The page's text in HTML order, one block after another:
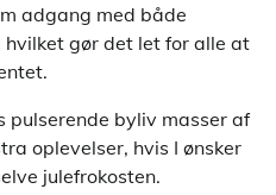
adgang med både
gør det let for alle at
pulserende byliv masser af
oplevelser, hvis I ønsker
julefrokosten.